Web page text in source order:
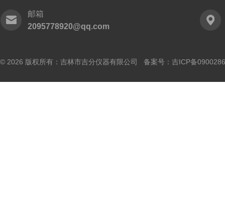
邮箱
2095778920@qq.com
© 2026 版权所有：吉林市吉分仪器有限公司 备案号： 吉ICP备